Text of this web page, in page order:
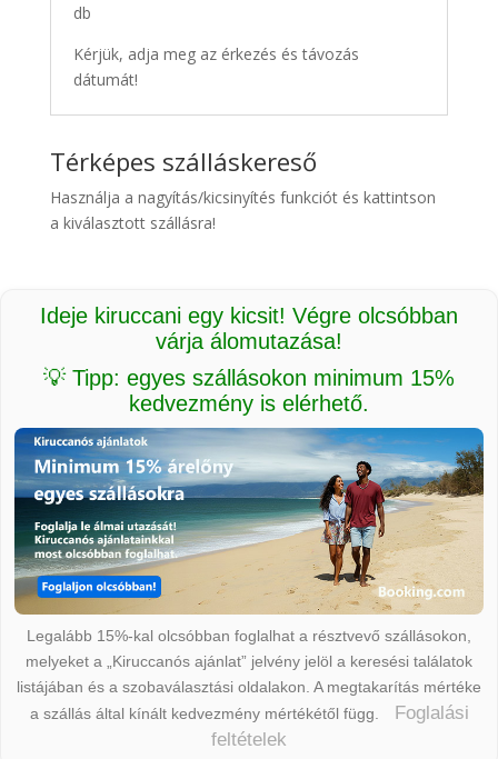
db
Kérjük, adja meg az érkezés és távozás
dátumát!
Térképes szálláskereső
Használja a nagyítás/kicsinyítés funkciót és kattintson
a kiválasztott szállásra!
Ideje kiruccani egy kicsit! Végre olcsóbban
várja álomutazása!
💡 Tipp: egyes szállásokon minimum 15%
kedvezmény is elérhető.
Legalább 15%-kal olcsóbban foglalhat a résztvevő szállásokon,
melyeket a „Kiruccanós ajánlat” jelvény jelöl a keresési találatok
listájában és a szobaválasztási oldalakon. A megtakarítás mértéke
a szállás által kínált kedvezmény mértékétől függ.
Foglalási
feltételek